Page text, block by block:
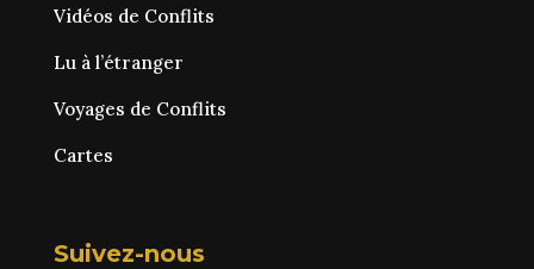
Vidéos de Conflits
Lu à l’étranger
Voyages de Conflits
Cartes
Suivez-nous